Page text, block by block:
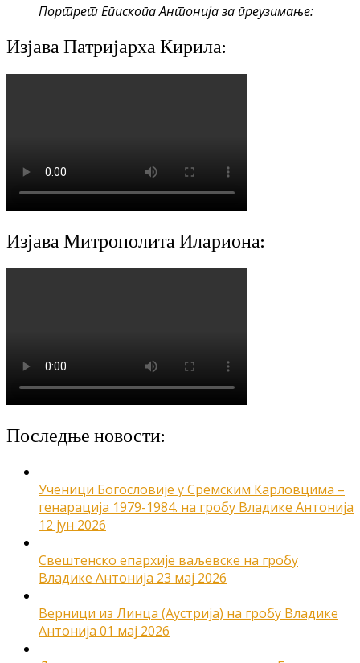
Портрет Епископа Антонија за преузимање:
Изјава Патријарха Кирила:
Изјава Митрополита Илариона:
Последње новости:
Ученици Богословије у Сремским Карловцима –
генарација 1979-1984. на гробу Владике Антонија
12 јун 2026
Свештенско епархије ваљевске на гробу
Владике Антонија 23 мај 2026
Верници из Линца (Аустрија) на гробу Владике
Антонија 01 мај 2026